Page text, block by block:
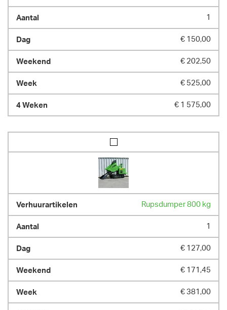
1
€ 150,00
€ 202,50
€ 525,00
€ 1 575,00
Rupsdumper 800 kg
1
€ 127,00
€ 171,45
€ 381,00